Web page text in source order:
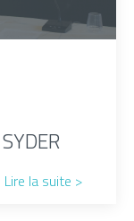
Lire la suite >